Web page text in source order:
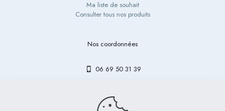
Ma liste de souhait
Consulter tous nos produits
Nos coordonnées
06 69 50 31 39